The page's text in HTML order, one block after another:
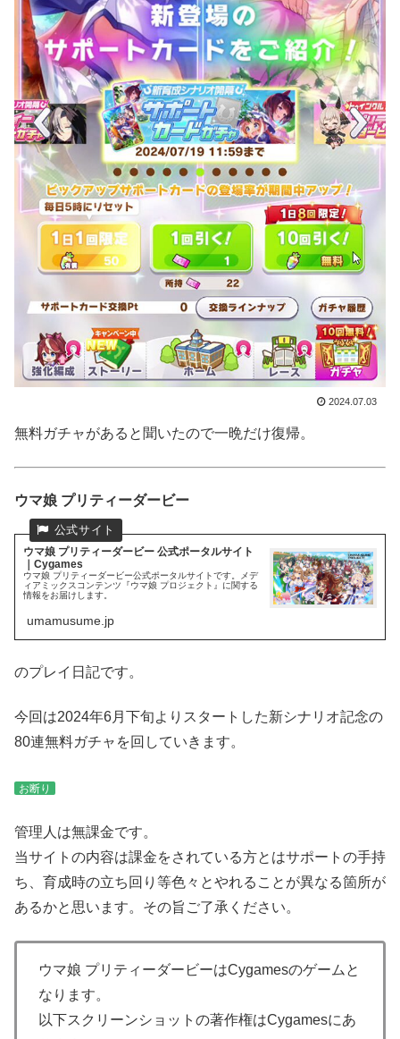
2024.07.03
無料ガチャがあると聞いたので一晩だけ復帰。
ウマ娘 プリティーダービー
ウマ娘 プリティーダービー 公式ポータルサイト
｜Cygames
ウマ娘 プリティーダービー公式ポータルサイトです。メデ
ィアミックスコンテンツ『ウマ娘 プロジェクト』に関する
情報をお届けします。
umamusume.jp
のプレイ日記です。
今回は2024年6月下旬よりスタートした新シナリオ記念の
80連無料ガチャを回していきます。
お断り
管理人は無課金です。
当サイトの内容は課金をされている方とはサポートの手持
ち、育成時の立ち回り等色々とやれることが異なる箇所が
あるかと思います。その旨ご了承ください。
ウマ娘 プリティーダービーはCygamesのゲームと
なります。
以下スクリーンショットの著作権はCygamesにあ